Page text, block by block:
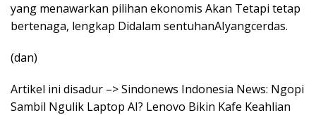
yang menawarkan pilihan ekonomis Akan Tetapi tetap
bertenaga, lengkap Didalam sentuhanAIyangcerdas.
(dan)
Artikel ini disadur –> Sindonews Indonesia News: Ngopi
Sambil Ngulik Laptop AI? Lenovo Bikin Kafe Keahlian